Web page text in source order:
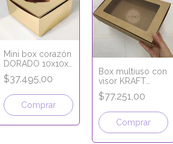
Mini box corazón
DORADO 10x10x5
cm
$37.495,00
Comprar
Box multiuso con
visor KRAFT
30x20x6 cm -
LÍNEA ECO
KRAFT
$77.251,00
Comprar